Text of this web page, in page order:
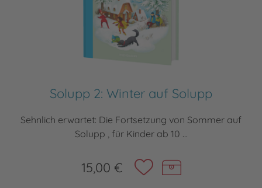
Solupp 2: Winter auf Solupp
Sehnlich erwartet: Die Fortsetzung von Sommer auf
Solupp , für Kinder ab 10 ...
15,00 €